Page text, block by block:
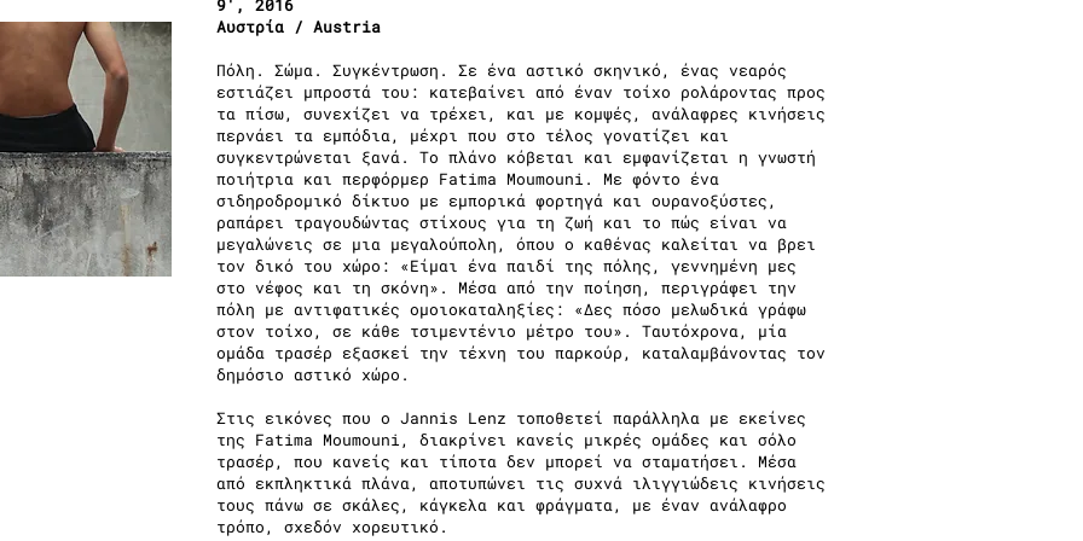
9', 2016
Αυστρία / Austria
Πόλη. Σώμα. Συγκέντρωση. Σε ένα αστικό σκηνικό, ένας νεαρός
εστιάζει μπροστά του: κατεβαίνει από έναν τοίχο ρολάροντας προς
τα πίσω, συνεχίζει να τρέχει, και με κομψές, ανάλαφρες κινήσεις
περνάει τα εμπόδια, μέχρι που στο τέλος γονατίζει και
συγκεντρώνεται ξανά. Το πλάνο κόβεται και εμφανίζεται η γνωστή
ποιήτρια και περφόρμερ Fatima Moumouni. Με φόντο ένα
σιδηροδρομικό δίκτυο με εμπορικά φορτηγά και ουρανοξύστες,
ραπάρει τραγουδώντας στίχους για τη ζωή και το πώς είναι να
μεγαλώνεις σε μια μεγαλούπολη, όπου ο καθένας καλείται να βρει
τον δικό του χώρο: «Είμαι ένα παιδί της πόλης, γεννημένη μες
στο νέφος και τη σκόνη». Μέσα από την ποίηση, περιγράφει την
πόλη με αντιφατικές ομοιοκαταληξίες: «Δες πόσο μελωδικά γράφω
στον τοίχο, σε κάθε τσιμεντένιο μέτρο του». Ταυτόχρονα, μία
ομάδα τρασέρ εξασκεί την τέχνη του παρκούρ, καταλαμβάνοντας τον
δημόσιο αστικό χώρο.
Στις εικόνες που ο Jannis Lenz τοποθετεί παράλληλα με εκείνες
της Fatima Moumouni, διακρίνει κανείς μικρές ομάδες και σόλο
τρασέρ, που κανείς και τίποτα δεν μπορεί να σταματήσει. Μέσα
από εκπληκτικά πλάνα, αποτυπώνει τις συχνά ιλιγγιώδεις κινήσεις
τους πάνω σε σκάλες, κάγκελα και φράγματα, με έναν ανάλαφρο
τρόπο, σχεδόν χορευτικό.